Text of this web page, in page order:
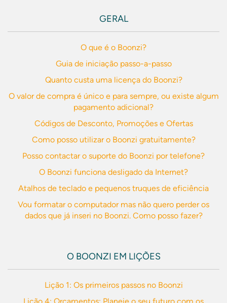
GERAL
O que é o Boonzi?
Guia de iniciação passo-a-passo
Quanto custa uma licença do Boonzi?
O valor de compra é único e para sempre, ou existe algum
pagamento adicional?
Códigos de Desconto, Promoções e Ofertas
Como posso utilizar o Boonzi gratuitamente?
Posso contactar o suporte do Boonzi por telefone?
O Boonzi funciona desligado da Internet?
Atalhos de teclado e pequenos truques de eficiência
Vou formatar o computador mas não quero perder os
dados que já inseri no Boonzi. Como posso fazer?
O BOONZI EM LIÇÕES
Lição 1: Os primeiros passos no Boonzi